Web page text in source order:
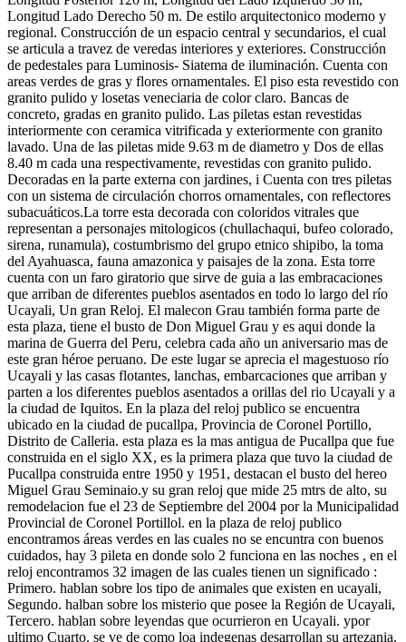
Longitud Lado Derecho 50 m. De estilo arquitectonico moderno y
regional. Construcción de un espacio central y secundarios, el cual
se articula a travez de veredas interiores y exteriores. Construcción
de pedestales para Luminosis- Siatema de iluminación. Cuenta con
areas verdes de gras y flores ornamentales. El piso esta revestido con
granito pulido y losetas veneciaria de color claro. Bancas de
concreto, gradas en granito pulido. Las piletas estan revestidas
interiormente con ceramica vitrificada y exteriormente con granito
lavado. Una de las piletas mide 9.63 m de diametro y Dos de ellas
8.40 m cada una respectivamente, revestidas con granito pulido.
Decoradas en la parte externa con jardines, i Cuenta con tres piletas
con un sistema de circulación chorros ornamentales, con reflectores
subacuáticos.La torre esta decorada con coloridos vitrales que
representan a personajes mitologicos (chullachaqui, bufeo colorado,
sirena, runamula), costumbrismo del grupo etnico shipibo, la toma
del Ayahuasca, fauna amazonica y paisajes de la zona. Esta torre
cuenta con un faro giratorio que sirve de guia a las embracaciones
que arriban de diferentes pueblos asentados en todo lo largo del río
Ucayali, Un gran Reloj. El malecon Grau también forma parte de
esta plaza, tiene el busto de Don Miguel Grau y es aqui donde la
marina de Guerra del Peru, celebra cada año un aniversario mas de
este gran héroe peruano. De este lugar se aprecia el magestuoso río
Ucayali y las casas flotantes, lanchas, embarcaciones que arriban y
parten a los diferentes pueblos asentados a orillas del rio Ucayali y a
la ciudad de Iquitos. En la plaza del reloj publico se encuentra
ubicado en la ciudad de pucallpa, Provincia de Coronel Portillo,
Distrito de Calleria. esta plaza es la mas antigua de Pucallpa que fue
construida en el siglo XX, es la primera plaza que tuvo la ciudad de
Pucallpa construida entre 1950 y 1951, destacan el busto del hereo
Miguel Grau Seminaio.y su gran reloj que mide 25 mtrs de alto, su
remodelacion fue el 23 de Septiembre del 2004 por la Municipalidad
Provincial de Coronel Portillol. en la plaza de reloj publico
encontramos áreas verdes en las cuales no se encuntra con buenos
cuidados, hay 3 pileta en donde solo 2 funciona en las noches , en el
reloj encontramos 32 imagen de las cuales tienen un significado :
Primero. hablan sobre los tipo de animales que existen en ucayali,
Segundo. halban sobre los misterio que posee la Región de Ucayali,
Tercero. hablan sobre leyendas que ocurrieron en Ucayali. ypor
ultimo Cuarto. se ve de como loa indegenas desarrollan su artezania.